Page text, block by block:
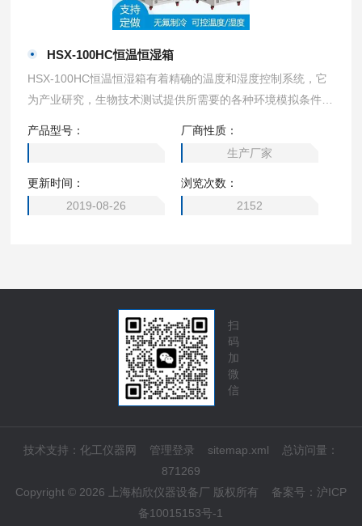
HSX-100HC恒温恒湿箱
HSX-100HC恒温恒湿箱有着精确的温度和湿度控制系统，它
为产业研究，生物技术测试提供所需要的各种环境模拟条件。
检查以及工业产品的原料性能、产品包装、产品寿命等测试。
产品型号：
厂商性质：
生产厂家
更新时间：
2019-08-26
浏览次数：
2152
扫
码
加
微
信
技术支持： 化工仪器网 管理登录 sitemap.xml
总访问量：
871269
Copyright © 2026 上海柏欣仪器设备厂 版权所有 备案号： 沪ICP
备10015153号-1